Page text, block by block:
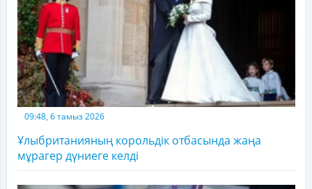
09:48, 6 тамыз 2026
Ұлыбританияның корольдік отбасында жаңа
мұрагер дүниеге келді